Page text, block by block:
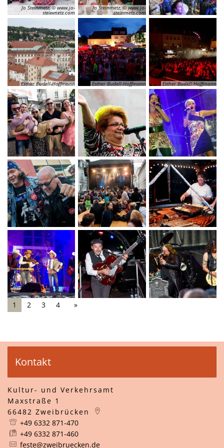
Jo Steinmetz, © www.jo-
steinmetz.com
Jo Steinmetz, © www.jo-
steinmetz.com
Esther Budell-Hoffmann Esther Budell-Hoffmann Esther Budell-Hoffmann
1 2 3 4
Kontakt
Kultur- und Verkehrsamt
Maxstraße 1
66482 Zweibrücken
+49 6332 871-470
+49 6332 871-460
feste@zweibruecken.de